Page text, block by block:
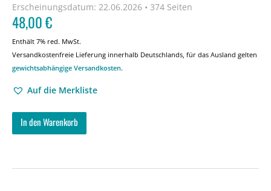
Erscheinungsdatum: 22.06.2026 • 374 Seiten
48,00€
Enthält 7% red. MwSt.
Versandkostenfreie Lieferung innerhalb Deutschlands, für das Ausland gelten
gewichtsabhängige Versandkosten.
Auf die Merkliste
In den Warenkorb